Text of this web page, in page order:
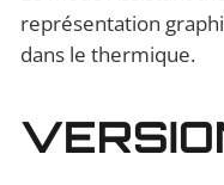
représentation
dans le thermique.